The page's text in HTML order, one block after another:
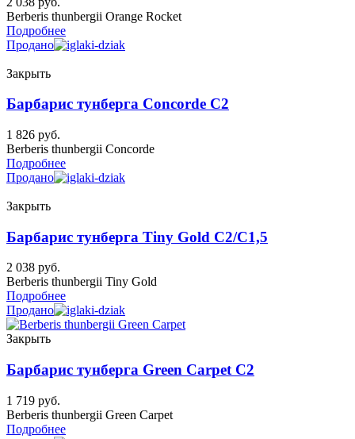
Berberis thunbergii Orange Rocket
Подробнее
Продано
Закрыть
Барбарис тунберга Concorde C2
1 826 руб.
Berberis thunbergii Concorde
Подробнее
Продано
Закрыть
Барбарис тунберга Tiny Gold C2/C1,5
2 038 руб.
Berberis thunbergii Tiny Gold
Подробнее
Продано
Закрыть
Барбарис тунберга Green Carpet C2
1 719 руб.
Berberis thunbergii Green Carpet
Подробнее